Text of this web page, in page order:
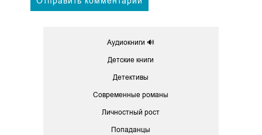
Аудиокниги 🔊
Детские книги
Детективы
Современные романы
Личностный рост
Попаданцы